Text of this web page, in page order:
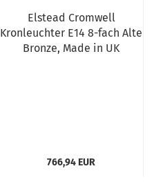
Elstead Cromwell
Kronleuchter E14 8-fach Alte
Bronze, Made in UK
766,94 EUR